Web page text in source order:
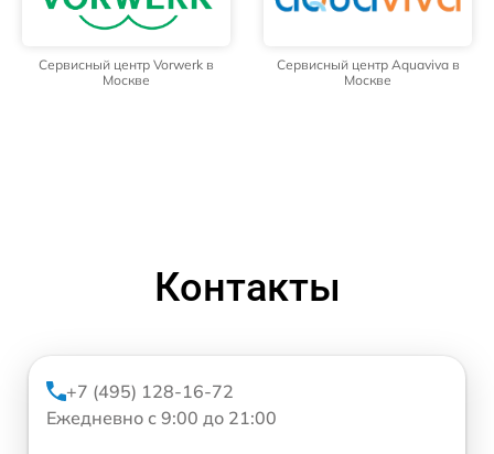
Сервисный центр Vorwerk в
Москве
Сервисный центр Aquaviva в
Москве
Контакты
+7 (495) 128-16-72
Ежедневно с 9:00 до 21:00